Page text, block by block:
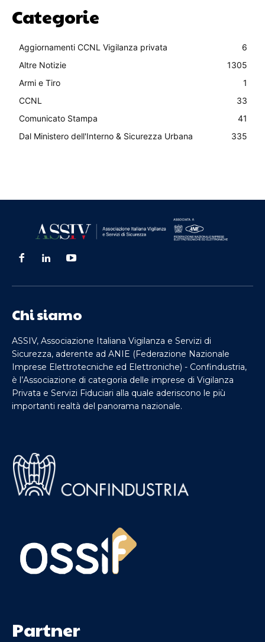
Categorie
Aggiornamenti CCNL Vigilanza privata
6
Altre Notizie
1305
Armi e Tiro
1
CCNL
33
Comunicato Stampa
41
Dal Ministero dell'Interno & Sicurezza Urbana
335
Chi siamo
ASSIV, Associazione Italiana Vigilanza e Servizi di
Sicurezza, aderente ad ANIE (Federazione Nazionale
Imprese Elettrotecniche ed Elettroniche) - Confindustria,
è l’Associazione di categoria delle imprese di Vigilanza
Privata e Servizi Fiduciari alla quale aderiscono le più
importanti realtà del panorama nazionale.
Partner